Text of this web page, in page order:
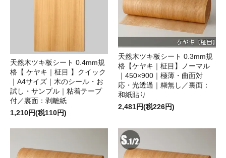
天然木ツキ板シート 0.4mm規
格【 ケヤキ｜柾目 】クイック
｜A4サイズ｜木のシール・お
試し・サンプル｜粘着テープ
付／裏面：剥離紙
1,210円(税110円)
天然木ツキ板シート 0.3mm規
格【ケヤキ｜柾目】ノーマル
｜450×900｜極薄・曲面対
応・光透過｜糊無し／裏面：
和紙貼り
2,481円(税226円)